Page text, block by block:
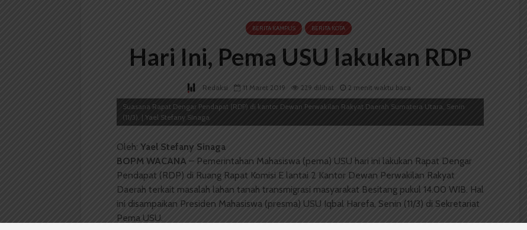
BERITA KAMPUS BERITA KOTA
Hari Ini, Pema USU lakukan RDP
Redaksi 11 Maret 2019 229 dilihat 2 menit waktu baca
Suasana Rapat Dengar Pendapat (RDP) di kantor Dewan Perwakilan Rakyat Daerah Sumatera Utara, Senin
(11/3). | Yael Stefany Sinaga
Oleh: Yael Stefany Sinaga
BOPM WACANA – Pemerintahan Mahasiswa (pema) USU hari ini lakukan Rapat Dengar
Pendapat (RDP) di Ruang Rapat Komisi E lantai 2 Kantor Dewan Perwakilan Rakyat
Daerah terkait masalah lahan tanah transmigrasi masyarakat Besitang pukul 14.00 WIB. Hal
ini disampaikan Presiden Mahasiswa (presma) USU Iqbal Harefa, Senin (11/3) di Sekretariat
Pema USU.